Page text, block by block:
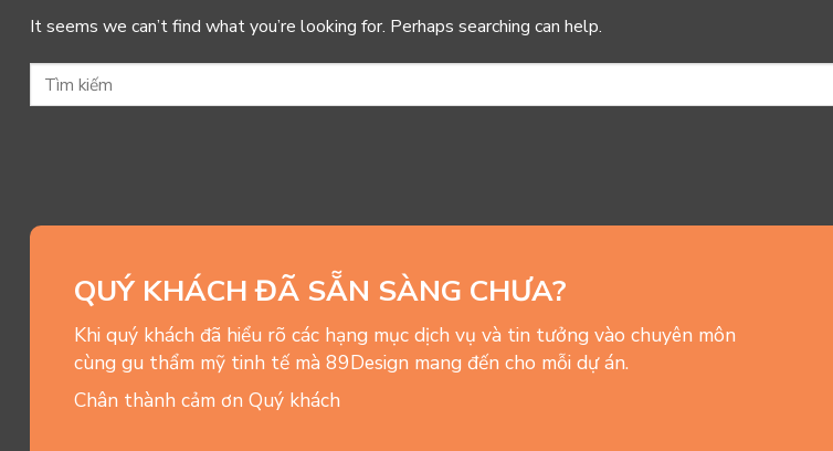
It seems we can’t find what you’re looking for. Perhaps searching can help.
QUÝ KHÁCH ĐÃ SẴN SÀNG CHƯA?
Khi quý khách đã hiểu rõ các hạng mục dịch vụ và tin tưởng vào chuyên môn
cùng gu thẩm mỹ tinh tế mà 89Design mang đến cho mỗi dự án.
Chân thành cảm ơn Quý khách